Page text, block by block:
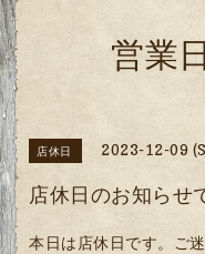
営業
店休日 2023-12-09
店休日のお知らせ
本日は店休日です。ご